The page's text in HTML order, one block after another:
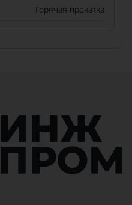
Горячая прокатка